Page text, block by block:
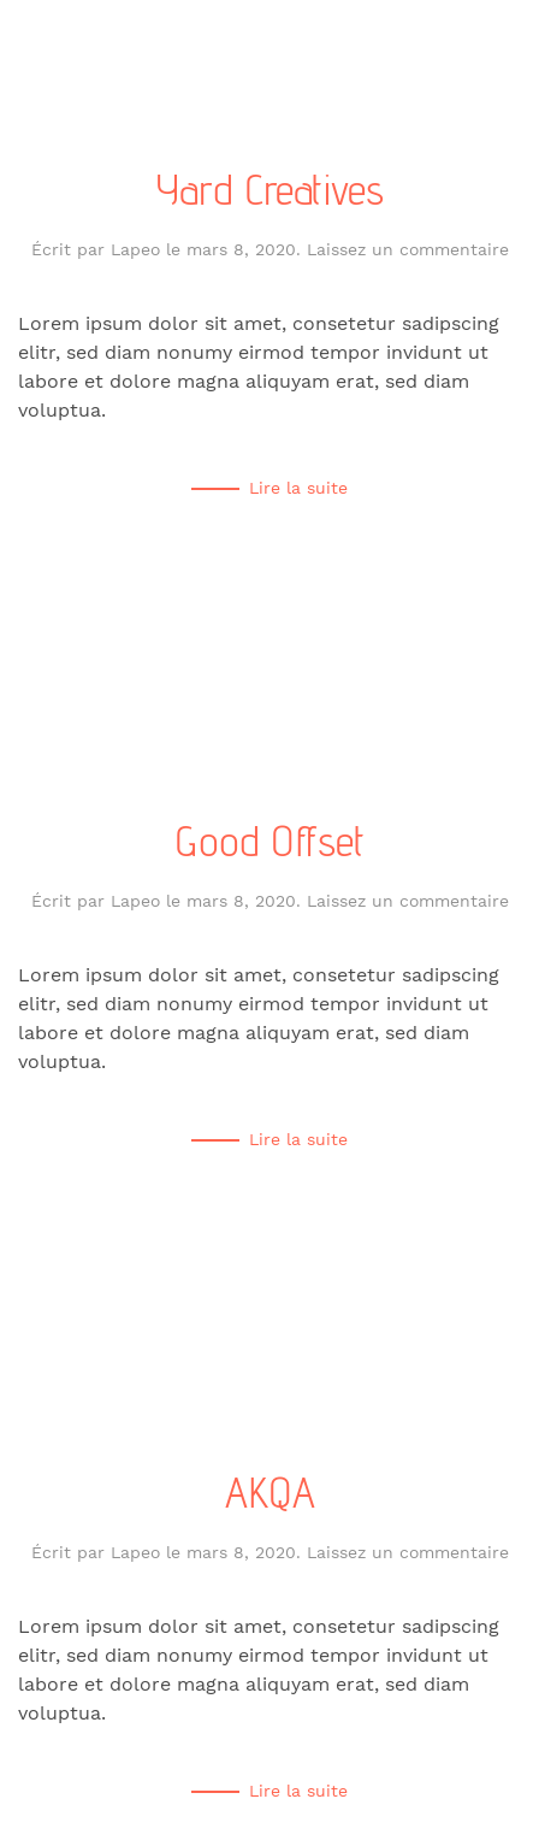
Yard Creatives
Écrit par Lapeole mars 8, 2020. Laissez un commentaire
Lorem ipsum dolor sit amet, consetetur sadipscing
elitr, sed diam nonumy eirmod tempor invidunt ut
labore et dolore magna aliquyam erat, sed diam
voluptua.
Lire la suite
Good Offset
Écrit par Lapeole mars 8, 2020. Laissez un commentaire
Lorem ipsum dolor sit amet, consetetur sadipscing
elitr, sed diam nonumy eirmod tempor invidunt ut
labore et dolore magna aliquyam erat, sed diam
voluptua.
Lire la suite
AKQA
Écrit par Lapeole mars 8, 2020. Laissez un commentaire
Lorem ipsum dolor sit amet, consetetur sadipscing
elitr, sed diam nonumy eirmod tempor invidunt ut
labore et dolore magna aliquyam erat, sed diam
voluptua.
Lire la suite